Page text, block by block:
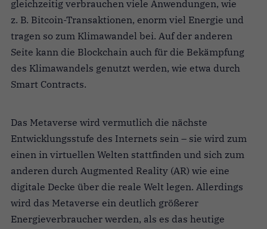
gleichzeitig verbrauchen viele Anwendungen, wie
z. B. Bitcoin-Transaktionen, enorm viel Energie und
tragen so zum Klimawandel bei. Auf der anderen
Seite kann die Blockchain auch für die Bekämpfung
des Klimawandels genutzt werden, wie etwa durch
Smart Contracts.
Das Metaverse wird vermutlich die nächste
Entwicklungsstufe des Internets sein – sie wird zum
einen in virtuellen Welten stattfinden und sich zum
anderen durch Augmented Reality (AR) wie eine
digitale Decke über die reale Welt legen. Allerdings
wird das Metaverse ein deutlich größerer
Energieverbraucher werden, als es das heutige